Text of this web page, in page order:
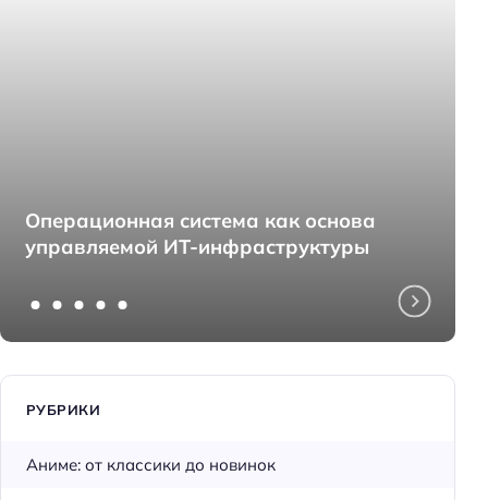
Операционная система как основа
управляемой ИТ-инфраструктуры
РУБРИКИ
Аниме: от классики до новинок